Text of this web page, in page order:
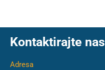
Kontaktirajte nas
Adresa